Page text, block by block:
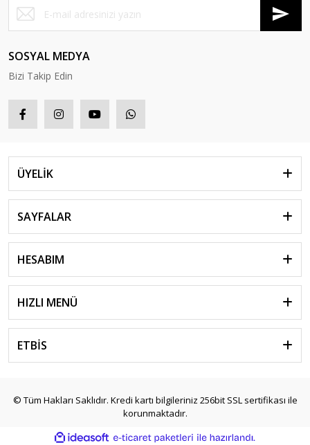
SOSYAL MEDYA
Bizi Takip Edin
ÜYELİK
SAYFALAR
HESABIM
HIZLI MENÜ
ETBİS
© Tüm Hakları Saklıdır. Kredi kartı bilgileriniz 256bit SSL sertifikası ile
korunmaktadır.
ideasoft e-